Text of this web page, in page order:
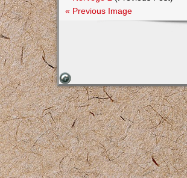
« Previous Image